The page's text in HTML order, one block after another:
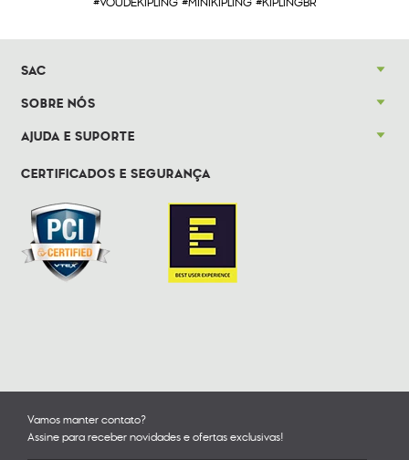
SAC
SOBRE NÓS
AJUDA E SUPORTE
CERTIFICADOS E SEGURANÇA
Vamos manter contato?
Assine para receber novidades e ofertas exclusivas!